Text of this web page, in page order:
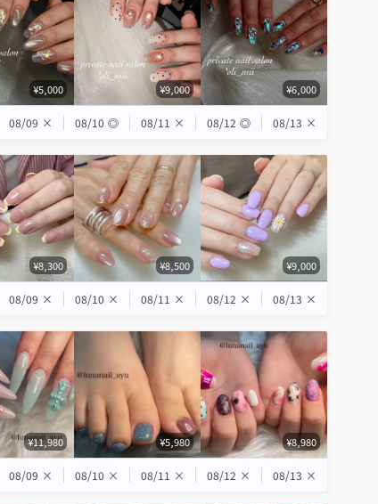
¥5,000 ¥9,000 ¥6,000
08/09 × 08/10 ◎ 08/11 × 08/12 ◎ 08/13 ×
¥8,300 ¥8,500 ¥9,000
08/09 × 08/10 × 08/11 × 08/12 × 08/13 ×
¥11,980 ¥5,980 ¥8,980
08/09 × 08/10 × 08/11 × 08/12 × 08/13 ×